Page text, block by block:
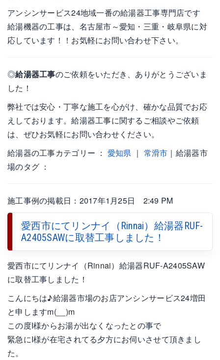
アンシンサービス24地域一番の給湯器工事専門店です
給湯機器の工事は、名古屋市～愛知・三重・岐阜県に対
応しています！！お気軽にお問い合わせ下さい。
◎給湯器工事のご依頼をいただき、ありがとうございま
した！
弊社では安心・丁寧な施工を心がけ、確かな品質でお応
えしております。給湯器工事に関するご相談やご依頼
は、ぜひお気軽にお問い合わせください。
給湯器の工事カテゴリー ： 愛知県 ｜ 常滑市 ｜給湯器市
場のタグ ：
施工事例の掲載日：2017年1月25日 2:49 PM
愛西市にてリンナイ（Rinnai）給湯器RUF-
A2405SAWに取替工事しました！
愛西市にてリンナイ（Rinnai）給湯器RUF-A2405SAW
に取替工事しました！
こんにちは♪給湯器市場のお店アンシンサービス24増田
と申しますm(__)m
この度I様からお湯が出なくなったとの事で
緊急にI様が在宅されてる夕方にお伺いさせて頂きまし
た。